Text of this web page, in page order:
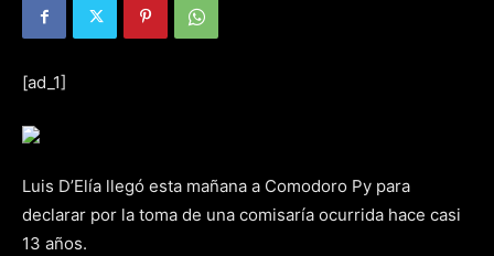
[ad_1]
Luis D’Elía llegó esta mañana a Comodoro Py para
declarar por la toma de una comisaría ocurrida hace casi
13 años.